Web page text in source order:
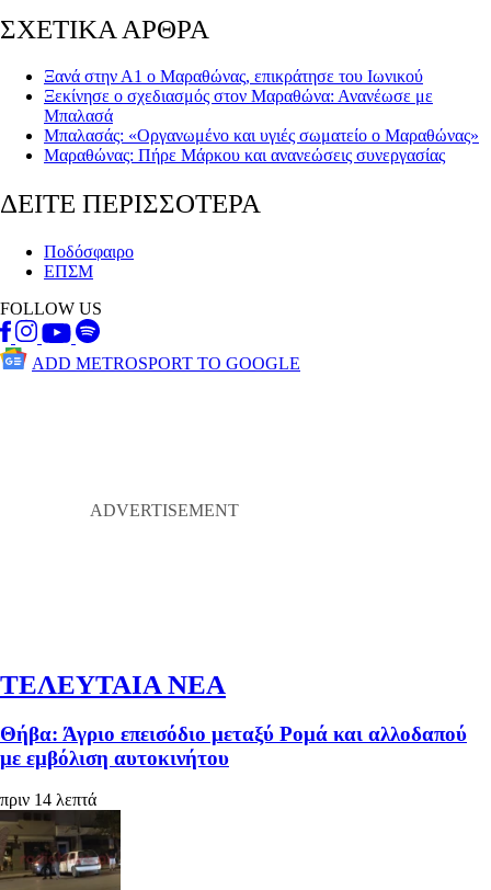
ΣΧΕΤΙΚΑ ΑΡΘΡΑ
Ξανά στην Α1 ο Μαραθώνας, επικράτησε του Ιωνικού
Ξεκίνησε ο σχεδιασμός στον Μαραθώνα: Ανανέωσε με
Μπαλασά
Μπαλασάς: «Οργανωμένο και υγιές σωματείο ο Μαραθώνας»
Μαραθώνας: Πήρε Μάρκου και ανανεώσεις συνεργασίας
ΔΕΙΤΕ ΠΕΡΙΣΣΟΤΕΡΑ
Ποδόσφαιρο
ΕΠΣΜ
FOLLOW US
ADD METROSPORT TO GOOGLE
ΤΕΛΕΥΤΑΙΑ ΝΕΑ
Θήβα: Άγριο επεισόδιο μεταξύ Ρομά και αλλοδαπού
με εμβόλιση αυτοκινήτου
πριν 14 λεπτά